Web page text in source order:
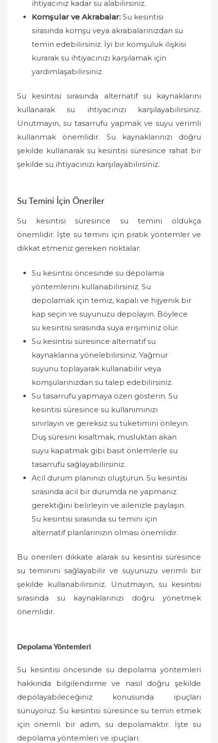
ihtiyacınız kadar su alabilirsiniz.
Komşular ve Akrabalar: Su kesintisi
sırasında komşu veya akrabalarınızdan su
temin edebilirsiniz. İyi bir komşuluk ilişkisi
kurarak su ihtiyacınızı karşılamak için
yardımlaşabilirsiniz.
Su kesintisi sırasında alternatif su kaynaklarını
kullanarak su ihtiyacınızı karşılayabilirsiniz.
Unutmayın, su tasarrufu yapmak ve suyu verimli
kullanmak önemlidir. Su kaynaklarınızı doğru
şekilde kullanarak su kesintisi süresince rahat bir
şekilde su ihtiyacınızı karşılayabilirsiniz.
Su Temini İçin Öneriler
Su kesintisi süresince su temini oldukça
önemlidir. İşte su temini için pratik yöntemler ve
dikkat etmeniz gereken noktalar:
Su kesintisi öncesinde su depolama
yöntemlerini kullanabilirsiniz. Su
depolamak için temiz, kapalı ve hijyenik bir
kap seçin ve suyunuzu depolayın. Böylece
su kesintisi sırasında suya erişiminiz olur.
Su kesintisi süresince alternatif su
kaynaklarına yönelebilirsiniz. Yağmur
suyunu toplayarak kullanabilir veya
komşularınızdan su talep edebilirsiniz.
Su tasarrufu yapmaya özen gösterin. Su
kesintisi süresince su kullanımınızı
sınırlayın ve gereksiz su tüketimini önleyin.
Duş süresini kısaltmak, musluktan akan
suyu kapatmak gibi basit önlemlerle su
tasarrufu sağlayabilirsiniz.
Acil durum planınızı oluşturun. Su kesintisi
sırasında acil bir durumda ne yapmanız
gerektiğini belirleyin ve ailenizle paylaşın.
Su kesintisi sırasında su temini için
alternatif planlarınızın olması önemlidir.
Bu önerileri dikkate alarak su kesintisi süresince
su teminini sağlayabilir ve suyunuzu verimli bir
şekilde kullanabilirsiniz. Unutmayın, su kesintisi
sırasında su kaynaklarınızı doğru yönetmek
önemlidir.
Depolama Yöntemleri
Su kesintisi öncesinde su depolama yöntemleri
hakkında bilgilendirme ve nasıl doğru şekilde
depolayabileceğiniz konusunda ipuçları
sunuyoruz. Su kesintisi süresince su temin etmek
için önemli bir adım, su depolamaktır. İşte su
depolama yöntemleri ve ipuçları: